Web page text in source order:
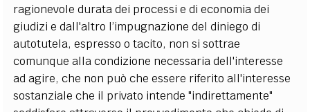
ragionevole durata dei processi e di economia dei
giudizi e dall'altro l’impugnazione del diniego di
autotutela, espresso o tacito, non si sottrae
comunque alla condizione necessaria dell'interesse
ad agire, che non può che essere riferito all'interesse
sostanziale che il privato intende "indirettamente"